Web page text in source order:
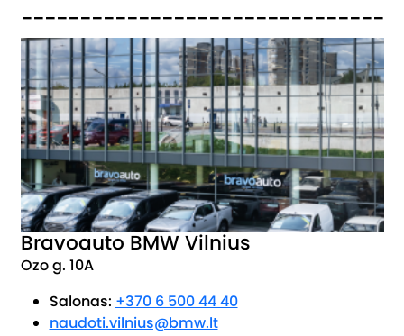
_______________________________
Bravoauto BMW Vilnius
Ozo g. 10A
Salonas: +370 6 500 44 40
naudoti.vilnius@bmw.lt